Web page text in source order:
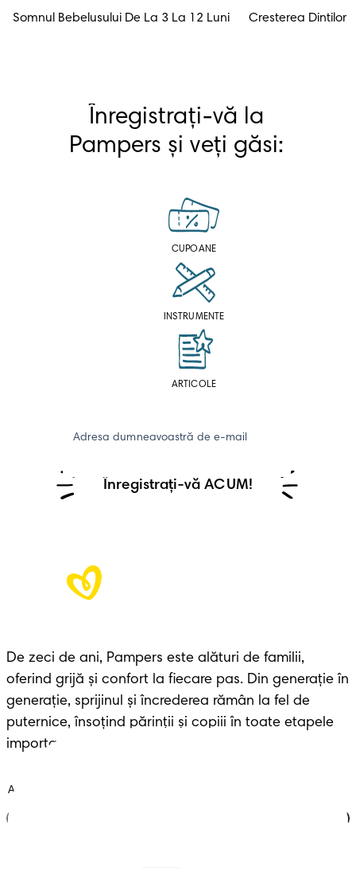
Somnul Bebelusului De La 3 La 12 Luni Cresterea Dintilor
Înregistrați-vă la
Pampers și veți găsi:
CUPOANE
INSTRUMENTE
ARTICOLE
Adresa dumneavoastră de e-mail
Înregistrați-vă ACUM!
De zeci de ani, Pampers este alături de familii,
oferind grijă și confort la fiecare pas. Din generație în
generație, sprijinul și încrederea rămân la fel de
puternice, însoțind părinții și copiii în toate etapele
importante ale vieții.